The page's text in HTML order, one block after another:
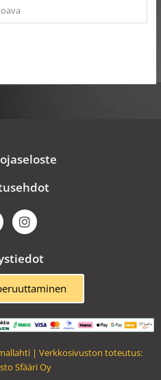
I
n
s
a
g
r
a
m
| Verkkosivuston toteutus:
Sfääri Oy